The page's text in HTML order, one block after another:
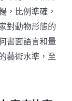
，比例準確，
對動物形態的
書面語言和量
藝術水準，至